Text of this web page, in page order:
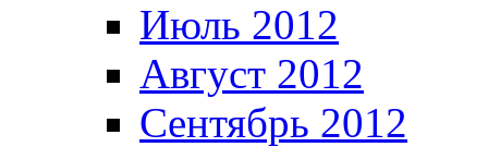
Июль 2012
Август 2012
Сентябрь 2012